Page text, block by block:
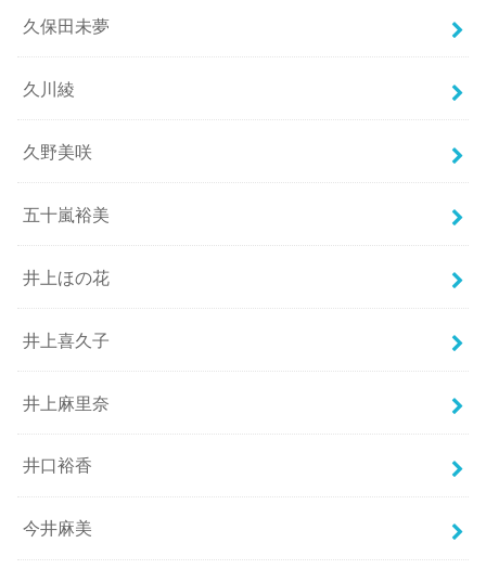
久保田未夢
久川綾
久野美咲
五十嵐裕美
井上ほの花
井上喜久子
井上麻里奈
井口裕香
今井麻美